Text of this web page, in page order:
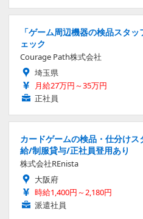
「ゲーム周辺機器の検品スタ
ェック
Courage Path株式会社
埼玉県
月給27万円～35万円
正社員
カードゲームの検品・仕分け
給/制服貸与/正社員登用あり
株式会社REnista
大阪府
時給1,400円～2,180円
派遣社員